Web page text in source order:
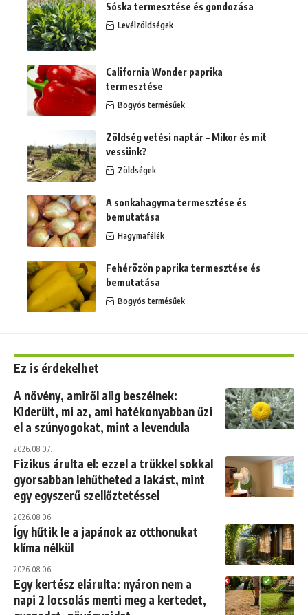
Sóska termesztése és gondozása
Levélzöldségek
California Wonder paprika
termesztése
Bogyós termésűek
Zöldség vetési naptár – Mikor és mit
vessünk?
Zöldségek
A sonkahagyma termesztése és
bemutatása
Hagymafélék
Fehérözön paprika termesztése és
bemutatása
Bogyós termésűek
Ez is érdekelhet
A növény, amiről alig beszélnek:
Kiderült, mi az, ami hatékonyabban űzi
el a szúnyogokat, mint a levendula
2026.08.07.
Fizikus árulta el: ezzel a trükkel sokkal
gyorsabban lehűtheted a lakást, mint
egy egyszerű szellőztetéssel
2026.08.06.
Így hűtik le a japánok az otthonukat
klíma nélkül
2026.08.06.
Egy kertész elárulta: nyáron nem a
napi 2 locsolás menti meg a kertedet,